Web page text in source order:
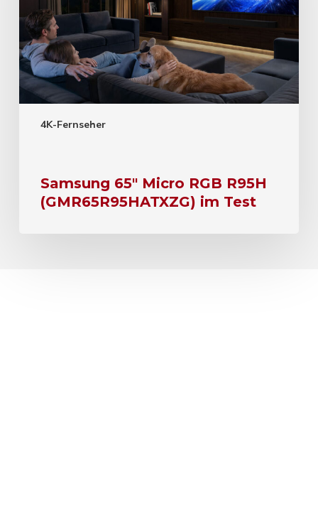
4K-Fernseher
Samsung 65″ Micro RGB R95H
(GMR65R95HATXZG) im Test